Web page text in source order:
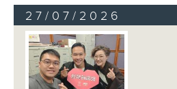
27/07/2026